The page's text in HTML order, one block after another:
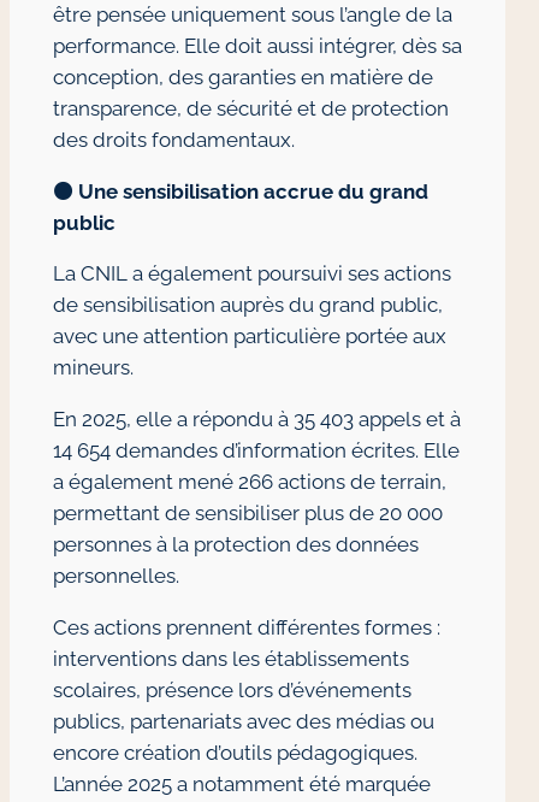
être pensée uniquement sous l’angle de la
performance. Elle doit aussi intégrer, dès sa
conception, des garanties en matière de
transparence, de sécurité et de protection
des droits fondamentaux.
🟠 Une sensibilisation accrue du grand
public
La CNIL a également poursuivi ses actions
de sensibilisation auprès du grand public,
avec une attention particulière portée aux
mineurs.
En 2025, elle a répondu à 35 403 appels et à
14 654 demandes d’information écrites. Elle
a également mené 266 actions de terrain,
permettant de sensibiliser plus de 20 000
personnes à la protection des données
personnelles.
Ces actions prennent différentes formes :
interventions dans les établissements
scolaires, présence lors d’événements
publics, partenariats avec des médias ou
encore création d’outils pédagogiques.
L’année 2025 a notamment été marquée